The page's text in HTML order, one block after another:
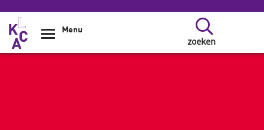
Overslaan en naar de inhoud gaan
zoeken
Menu